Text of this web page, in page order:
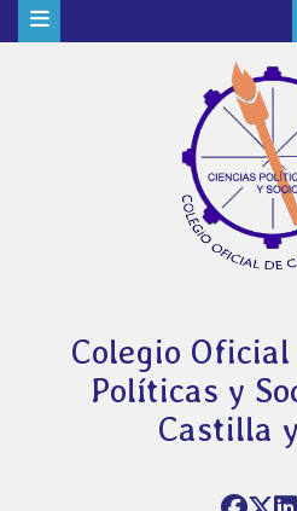
Colegio
Políticas y
Castilla